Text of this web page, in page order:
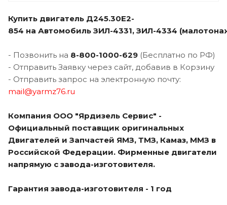
Купить двигатель Д245.30Е2-
854 на Автомобиль ЗИЛ-4331, ЗИЛ-4334
- Позвонить на 8-800-1000-629 (Бесплатно по РФ)
- Отправить Заявку через сайт, добавив в Корзину
- Отправить запрос на электронную почту:
mail@yarmz76.ru
Компания ООО "Ярдизель Сервис" -
Официальный поставщик оригинальных
Двигателей и Запчастей ЯМЗ, ТМЗ, Камаз, ММЗ в
Российской Федерации. Фирменные двигатели
напрямую с завода-изготовителя.
Гарантия завода-изготовителя - 1 год